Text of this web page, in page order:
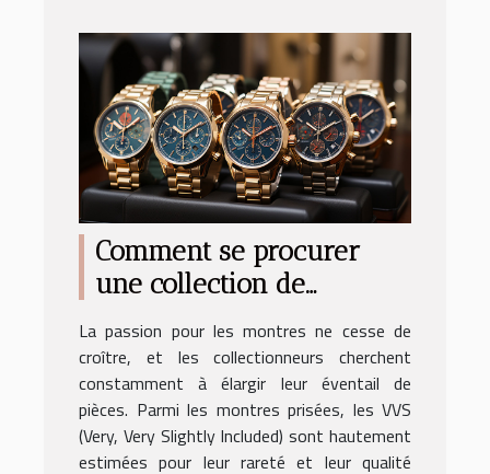
Comment se procurer
une collection de
authentiques et certifiées
?
La passion pour les montres ne cesse de
croître, et les collectionneurs cherchent
constamment à élargir leur éventail de
pièces. Parmi les montres prisées, les VVS
(Very, Very Slightly Included) sont hautement
estimées pour leur rareté et leur qualité